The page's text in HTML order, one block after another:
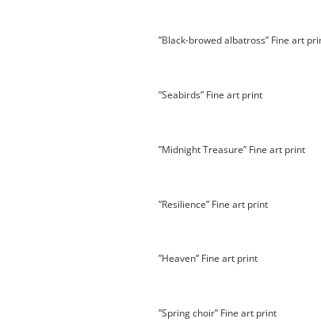
”Black-browed albatross” Fine art
”Seabirds” Fine art print
”Midnight Treasure” Fine art print
”Resilience” Fine art print
”Heaven” Fine art print
”Spring choir” Fine art print